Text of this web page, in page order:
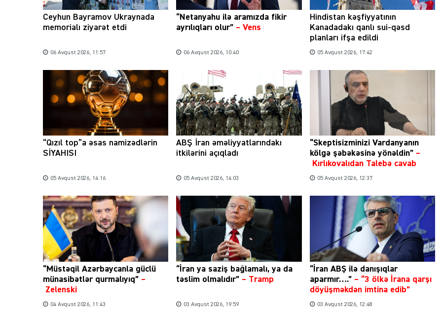
Ceyhun Bayramov Ukraynada
memorialı ziyarət etdi
06 Avqust 2026, 11:57
“Netanyahu ilə aramızda fikir
ayrılıqları olur” –Vens
06 Avqust 2026, 10:40
Hindistan kəşfiyyatının
Kanadadakı qanlı sui-qəsd
planları ifşa edildi
05 Avqust 2026, 17:42
“Qızıl top”a əsas namizədlərin
SİYAHISI
05 Avqust 2026, 14:16
ABŞ İran əməliyyatlarındakı
itkilərini açıqladı
05 Avqust 2026, 14:03
“Skeptisizminizi Vardanyanın
kölgə şəbəkəsinə yönəldin” –
Kırlıkovalıdan Talebə cavab
05 Avqust 2026, 12:37
“Müstəqil Azərbaycanla güclü
münasibətlər qurmalıyıq” –
Zelenski
04 Avqust 2026, 11:43
“İran ya saziş bağlamalı, ya da
təslim olmalıdır” – Tramp
03 Avqust 2026, 19:59
“İran ABŞ ilə danışıqlar
aparmır….” – “3 ölkə İrana qarşı
döyüşməkdən imtina edib”
03 Avqust 2026, 12:48